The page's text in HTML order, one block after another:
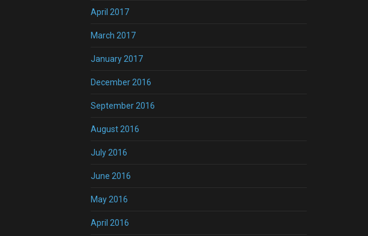
April 2017
March 2017
January 2017
December 2016
September 2016
August 2016
July 2016
June 2016
May 2016
April 2016